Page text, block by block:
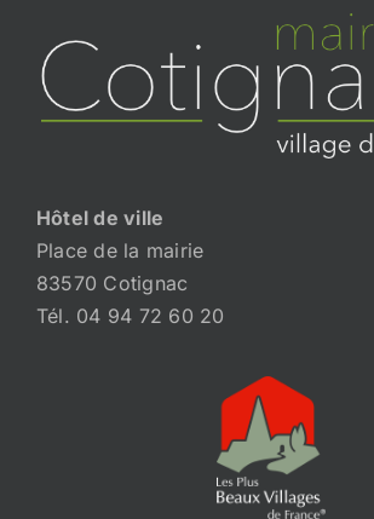
Hôtel de ville
Place de la mairie
83570 Cotignac
Tél. 04 94 72 60 20